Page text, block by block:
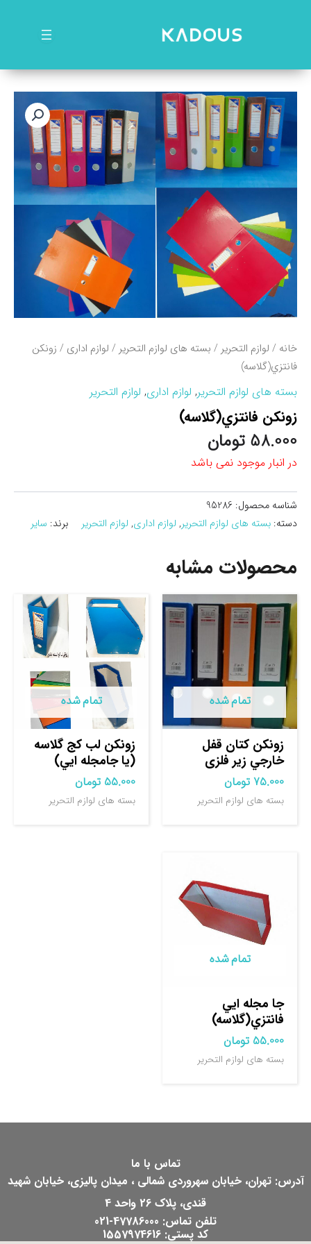
خانه / لوازم التحریر / بسته های لوازم التحریر / لوازم اداری / زونكن
فانتزي(گلاسه)
بسته های لوازم التحریر, لوازم اداری, لوازم التحریر
زونكن فانتزي(گلاسه)
58.000 تومان
در انبار موجود نمی باشد
شناسه محصول: 95286
دسته: بسته های لوازم التحریر, لوازم اداری, لوازم التحریر برند: سایر
محصولات مشابه
تمام شده
زونكن كتان قفل
خارجي زير فلزی
75.000 تومان
بسته های لوازم التحریر
تمام شده
زونكن لب كج گلاسه
(يا جامجله ايي)
55.000 تومان
بسته های لوازم التحریر
تمام شده
جا مجله ايي
فانتزي(گلاسه)
55.000 تومان
بسته های لوازم التحریر
تماس با ما
آدرس: تهران، خیابان سهروردی شمالی ، میدان پالیزی، خیابان شهید
قندی، پلاک 26 واحد 4
تلفن تماس: 47786000-021
کد پستی: 1557974616